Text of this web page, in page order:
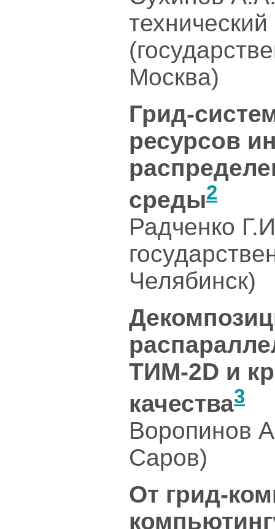
технический
Москва)
Грид-
ресурсов
среды2
Радченко
Челябинск)
ТИМ-2D и
качества3
Саров)
От грид-